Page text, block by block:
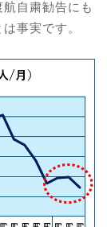
自粛勧告にも
事実です。